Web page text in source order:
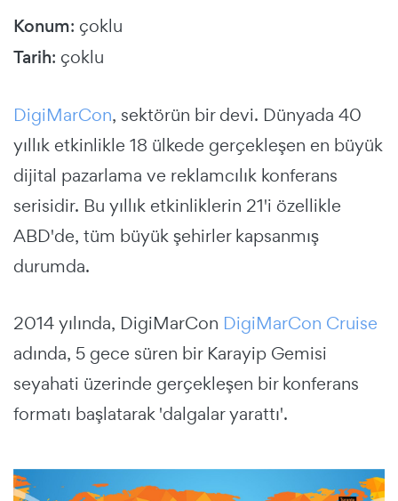
Konum: çoklu
Tarih: çoklu
DigiMarCon, sektörün bir devi. Dünyada 40
yıllık etkinlikle 18 ülkede gerçekleşen en büyük
dijital pazarlama ve reklamcılık konferans
serisidir. Bu yıllık etkinliklerin 21'i özellikle
ABD'de, tüm büyük şehirler kapsanmış
durumda.
2014 yılında, DigiMarCon DigiMarCon Cruise
adında, 5 gece süren bir Karayip Gemisi
seyahati üzerinde gerçekleşen bir konferans
formatı başlatarak 'dalgalar yarattı'.